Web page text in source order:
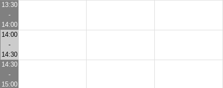
13:30
-
14:00
14:00
-
14:30
14:30
-
15:00